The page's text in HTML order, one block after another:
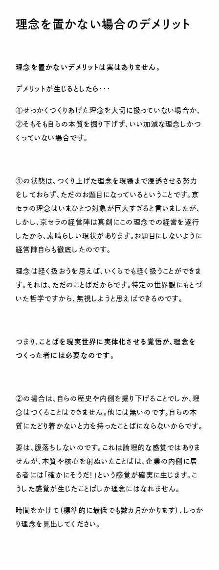
理念を置かない場合のデメリット
理念を置かないデメリットは実はありません。
デメリットが生じるとしたら・・・
①せっかくつくりあげた理念を大切に扱っていない場合か、
②そもそも自らの本質を掘り下げず、いい加減な理念しかつ
くっていない場合です。
①の状態は、つくり上げた理念を現場まで浸透させる努力
をしておらず、ただのお題目になっているということです。京
セラの理念はいまひとつ対象が巨大すぎると言いましたが、
しかし、京セラの経営陣は真剣にこの理念での経営を遂行
したから、素晴らしい現状があります。お題目にしないように
経営陣自らも徹底したのです。
理念は軽く扱おうを思えば、いくらでも軽く扱うことができま
す。それは、ただのことばだからです。特定の世界観にもとづ
いた哲学ですから、無視しようと思えばできるのです。
つまり、 ことばを現実世界に実体化させる覚悟が、理念を
つくった者には必要なのです。
②の場合は、自らの歴史や内側を掘り下げることでしか、理
念はつくることはできません。他には無いのです。自らの本
質にたどり着かないと力を持ったことばにならないからです。
要は、腹落ちしないのです。これは論理的な感覚ではありま
せんが、本質や核心を射ぬいたことばは、企業の内側に居
る者には「確かにそうだ！」という感覚が確実に生じます。こ
うした感覚が生じたことばしか理念にはなれません。
時間をかけて（標準的に最低でも数カ月かかります）、しっか
り理念を見出してください。